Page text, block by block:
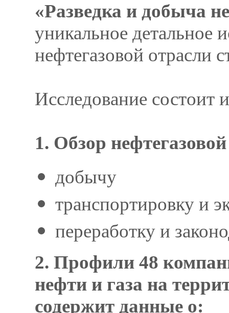
«Разведка и добыча
уникальное детальное
нефтегазовой отрасли
Исследование состоит
1. Обзор
добычу
транспортировку и
переработку и
2. Профили 48
нефти и газа на
содержит данные о: